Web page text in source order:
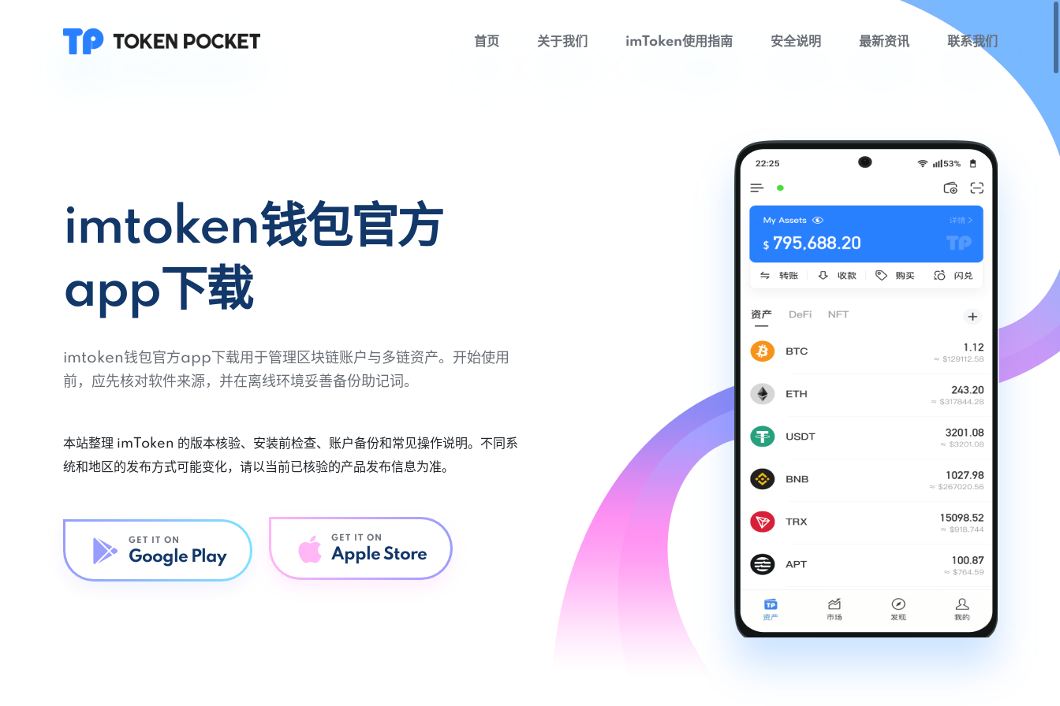
首页 关于我们 imToken使用指南 安全说明 最新资讯 联系我们
imtoken钱包官方
app下载
imtoken钱包官方app下载用于管理区块链账户与多链资产。开始使用
前，应先核对软件来源，并在离线环境妥善备份助记词。
本站整理 imToken 的版本核验、安装前检查、账户备份和常见操作说明。不同系
统和地区的发布方式可能变化，请以当前已核验的产品发布信息为准。
GET IT ON
Google Play
GET IT ON
Apple Store